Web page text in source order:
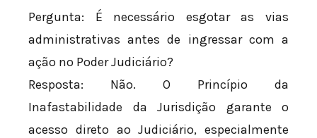
Pergunta: É necessário esgotar as vias
administrativas antes de ingressar com a
ação no Poder Judiciário?
Resposta: Não. O Princípio da
Inafastabilidade da Jurisdição garante o
acesso direto ao Judiciário, especialmente